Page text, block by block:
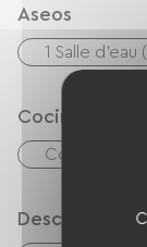
Aseos
1 Salle d'eau
Cocina
Cocina
Descripción